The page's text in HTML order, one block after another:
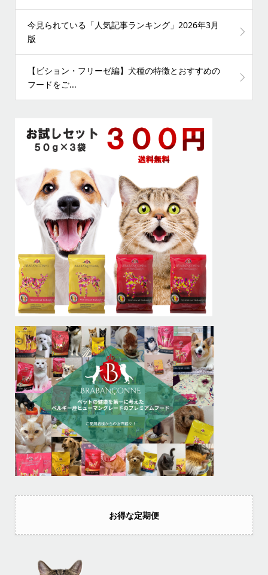
今見られている「人気記事ランキング」2026年3月
版
【ビション・フリーゼ編】犬種の特徴とおすすめの
フードをご...
お得な定期便